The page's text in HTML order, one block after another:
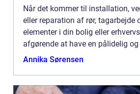
Når det kommer til installation,
eller reparation af rør, tagarbejde
elementer i din bolig eller
afgørende at have en pålidelig
blikkenslager til at st...
Annika Sørensen